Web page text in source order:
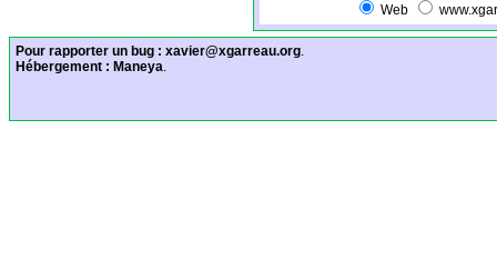
Web
Pour rapporter un bug : xavier@xgarreau.org
Hébergement : Maneya